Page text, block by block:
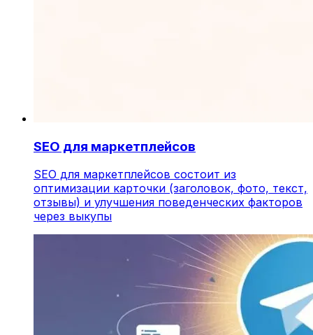
SEO для маркетплейсов
SEO для маркетплейсов состоит из
оптимизации карточки (заголовок, фото, текст,
отзывы) и улучшения поведенческих факторов
через выкупы